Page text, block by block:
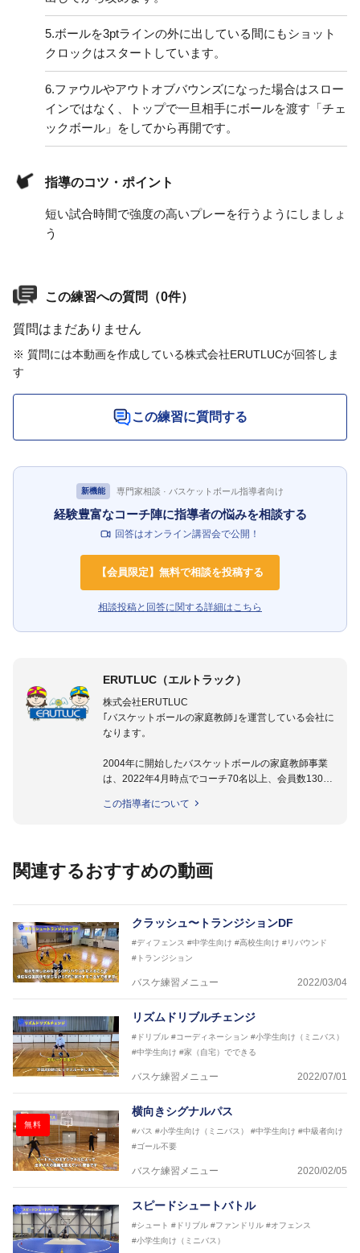
5.ボールを3ptラインの外に出している間にもショット
クロックはスタートしています。
6.ファウルやアウトオブバウンズになった場合はスロー
インではなく、トップで一旦相手にボールを渡す「チェ
ックボール」をしてから再開です。
指導のコツ・ポイント
短い試合時間で強度の高いプレーを行うようにしましょ
う
この練習への質問（0件）
質問はまだありません
※ 質問には本動画を作成している株式会社ERUTLUCが回答しま
す
この練習に質問する
新機能 専門家相談 · バスケットボール指導者向け
経験豊富なコーチ陣に指導者の悩みを相談する
回答はオンライン講習会で公開！
【会員限定】無料で相談を投稿する
相談投稿と回答に関する詳細はこちら
ERUTLUC（エルトラック）
株式会社ERUTLUC
｢バスケットボールの家庭教師｣を運営している会社に
なります。
2004年に開始したバスケットボールの家庭教師事業
は、2022年4月時点でコーチ70名以上、会員数1300
指導実績多数・各地講習会なども担当しており、「は
など多くの書籍・DVDも監修しています。
2016年U12ナショナルキャンプヘッドコーチ
2016年U13ナショナルキャンプヘッドコーチ
2016年男子日本代表サポートコーチ
2017年U12ナショナルキャンプヘッドコーチ
2017年U13ナショナルキャンプヘッドコーチ
2018年U22日本代表スプリングキャンプアドバイザ
リーコーチ
2018年U12ナショナルキャンプヘッドコーチ
2018年U13ナショナルキャンプヘッドコーチ
2018年～2021年男子日本代表サポートコーチ
2021年～女子日本代表アシスタントコーチ
この指導者について
関連するおすすめの動画
クラッシュ〜トランジションDF
#ディフェンス #中学生向け #高校生向け #リバウンド
#トランジション
バスケ練習メニュー 2022/03/04
リズムドリブルチェンジ
#ドリブル #コーディネーション #小学生向け（ミニバス）
#中学生向け #家（自宅）でできる
バスケ練習メニュー 2022/07/01
無料
横向きシグナルパス
#パス #小学生向け（ミニバス） #中学生向け #中級者向け
#ゴール不要
バスケ練習メニュー 2020/02/05
スピードシュートバトル
#シュート #ドリブル #ファンドリル #オフェンス
#小学生向け（ミニバス）